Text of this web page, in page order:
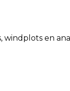
windplots en